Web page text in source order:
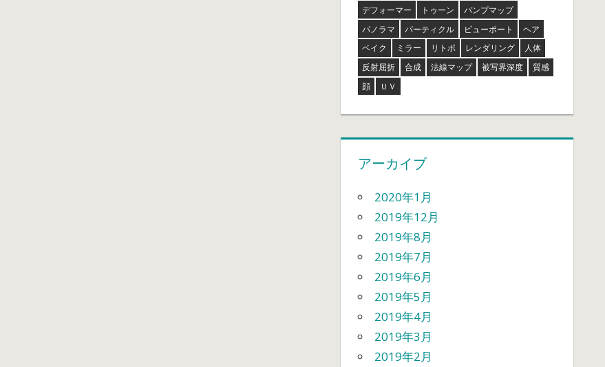
デフォーマー
トゥーン
バンプマップ
パノラマ
パーティクル ビューポート
ヘア
ベイク
ミラー リトポ レンダリング
人体
反射屈折
合成 法線マップ 被写界深度
質感
顔
ＵＶ
アーカイブ
2020年1月
2019年12月
2019年8月
2019年7月
2019年6月
2019年5月
2019年4月
2019年3月
2019年2月